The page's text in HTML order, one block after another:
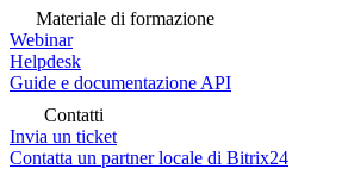
Materiale di formazione
Webinar
Helpdesk
Guide e documentazione API
Contatti
Invia un ticket
Contatta un partner locale di Bitrix24